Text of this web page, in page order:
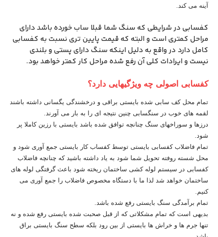
آینه می کند.
کفسابی در شرایطی که سنگ شما قبلا ساب خورده باشد دارای
مراحل کمتری است و البته که قیمت پایین تری نسبت به کفسابی
کامل دارد در واقع به دلیل اینکه سنگ دارای پستی و بلندی
نیست و ایرادات کلی آن رفع شده مراحل کار کمتر خواهد بود.
کفسابی اصولی چه ویژگیهایی دارد؟
تمام محل کف سابی شده بایستی براقی و درخشندگی یگسانی داشته باشند
لقمه های خوب در سنگسابی چنین نتیجه ای را به بار می آورند.
درزها و سوراخهای سنگ چنانچه توافق شده باشد بایستی با رزین کاملا پر
شود.
تمام فاضلاب کفسابی بایستی توسط کفساب کار بایستی جمع آوری شود و
محل شسته روفته تحویل شما شود به یاد داشته باشید که چنانچه فاضلاب
کفسابی در سیستم لوله کشی ساختمان ریخته شود باعث گرفتگی لوله های
ساختمان خواهد شد لذا ما با دستگاه مخصوص فاضلاب را جمع آوری می
کنیم.
تمام برآمدگی سنگ بایستی رفع شده باشد.
بدیهی است که تمام مشکلاتی که از قبل صحبت شده بایستی رفع شده و نه
تنها جرم ها و خراش ها بایستی از بین رود بلکه سطح سنگ بایستی براق